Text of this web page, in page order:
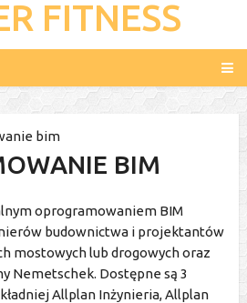
FITNESS
bim
BIM
oprogramowaniem BIM
budownictwa i projektantów
mostowych lub drogowych oraz
Nemetschek. Dostępne są 3
Allplan Inżynieria, Allplan